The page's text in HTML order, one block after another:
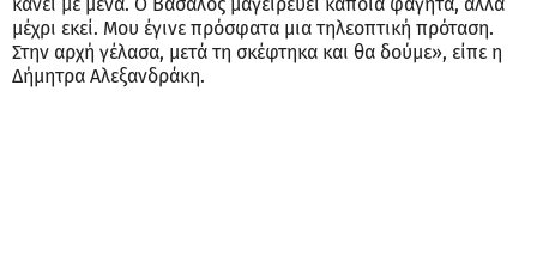
μέχρι εκεί. Μου έγινε πρόσφατα μια τηλεοπτική πρόταση.
Στην αρχή γέλασα, μετά τη σκέφτηκα και θα δούμε», είπε η
Δήμητρα Αλεξανδράκη.